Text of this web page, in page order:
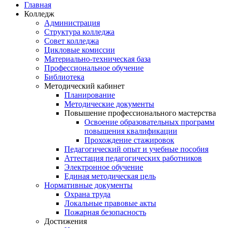
Главная
Колледж
Администрация
Структура колледжа
Совет колледжа
Цикловые комиссии
Материально-техническая база
Профессиональное обучение
Библиотека
Методический кабинет
Планирование
Методические документы
Повышение профессионального мастерства
Освоение образовательных программ
повышения квалификации
Прохождение стажировок
Педагогический опыт и учебные пособия
Аттестация педагогических работников
Электронное обучение
Единая методическая цель
Нормативные документы
Охрана труда
Локальные правовые акты
Пожарная безопасность
Достижения